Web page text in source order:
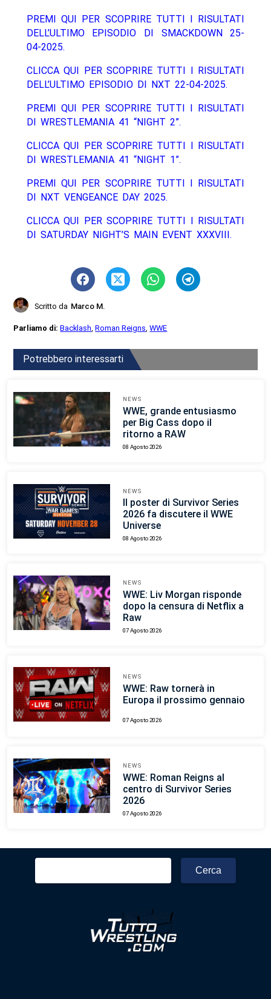
PREMI QUI PER SCOPRIRE TUTTI I RISULTATI
DELL’ULTIMO EPISODIO DI SMACKDOWN 25-
04-2025.
CLICCA QUI PER SCOPRIRE TUTTI I RISULTATI
DELL’ULTIMO EPISODIO DI NXT 22-04-2025.
PREMI QUI PER SCOPRIRE TUTTI I RISULTATI
DI WRESTLEMANIA 41 “NIGHT 2”.
CLICCA QUI PER SCOPRIRE TUTTI I RISULTATI
DI WRESTLEMANIA 41 “NIGHT 1”.
PREMI QUI PER SCOPRIRE TUTTI I RISULTATI
DI NXT VENGEANCE DAY 2025.
CLICCA QUI PER SCOPRIRE TUTTI I RISULTATI
DI SATURDAY NIGHT’S MAIN EVENT XXXVIII.
Scritto da Marco M.
Parliamo di:Backlash,Roman Reigns,WWE
Potrebbero interessarti
NEWS
WWE, grande entusiasmo
per Big Cass dopo il
ritorno a RAW
08 Agosto 2026
NEWS
Il poster di Survivor Series
2026 fa discutere il WWE
Universe
08 Agosto 2026
NEWS
WWE: Liv Morgan risponde
dopo la censura di Netflix a
Raw
07 Agosto 2026
NEWS
WWE: Raw tornerà in
Europa il prossimo gennaio
07 Agosto 2026
NEWS
WWE: Roman Reigns al
centro di Survivor Series
2026
07 Agosto 2026
Ricerca